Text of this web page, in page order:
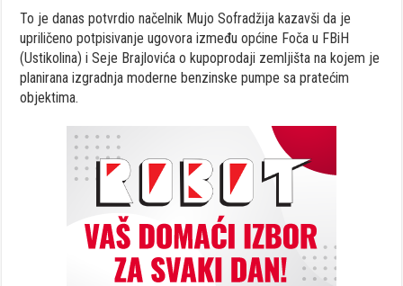
To je danas potvrdio načelnik Mujo Sofradžija kazavši da je
upriličeno potpisivanje ugovora između općine Foča u FBiH
(Ustikolina) i Seje Brajlovića o kupoprodaji zemljišta na kojem je
planirana izgradnja moderne benzinske pumpe sa pratećim
objektima.